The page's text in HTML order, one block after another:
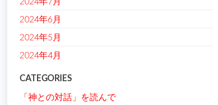
2024年6月
2024年5月
2024年4月
CATEGORIES
「神との対話」を読んで